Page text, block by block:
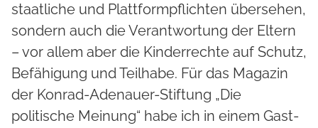
staatliche und Plattformpflichten übersehen,
sondern auch die Verantwortung der Eltern
– vor allem aber die Kinderrechte auf Schutz,
Befähigung und Teilhabe. Für das Magazin
der Konrad-Adenauer-Stiftung „Die
politische Meinung“ habe ich in einem Gast-